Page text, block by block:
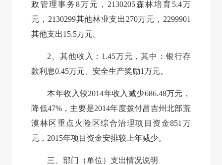
政管理事务8万元， 2130205森林培育5.4万
元， 2130299其他林业支出 270万元， 2299901
其他支出15.5万元。
2 、其他收入： 1.45万元，其中：银行存
款利息0.45万元、安全生产奖励1万元。
本年收入较2014年收入减少686.48万元，
降低47%，主要是2014年度拨付昌吉州北部荒
漠林区重点火险区综合治理项目资金851 万
元， 2015年项目资金安排较上年减少。
三、部门（单位）支出情况说明